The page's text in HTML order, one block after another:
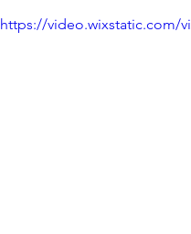
https://video.wixstatic.com/